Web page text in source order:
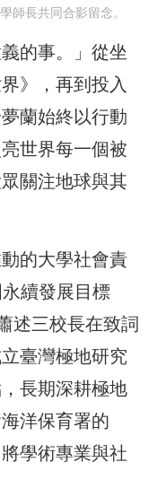
師長共同合影留念。
的事。」從坐
》，再到投入
蘭始終以行動
世界每一個被
關注地球與其
的大學社會責
續發展目標
述三校長在致詞
臺灣極地研究
長期深耕極地
洋保育署的
學術專業與社